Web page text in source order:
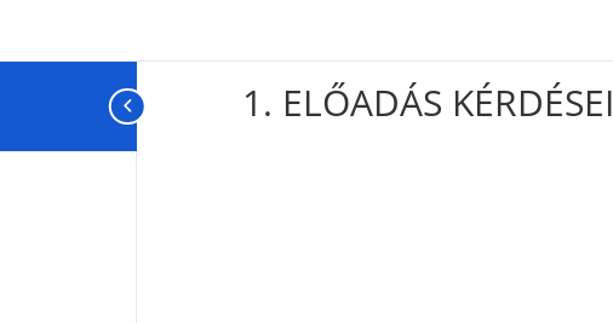
1. ELŐADÁS KÉRDÉSEI